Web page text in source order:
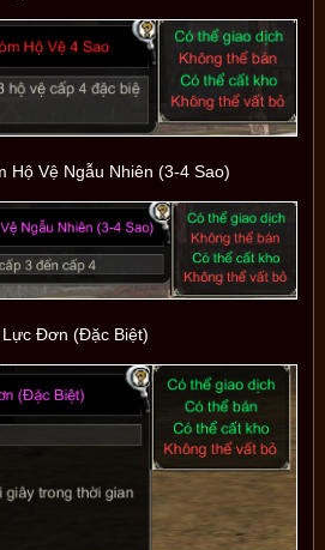
Hộ Vệ Ngẫu Nhiên (3-4 Sao)
Lực Đơn (Đặc Biệt)